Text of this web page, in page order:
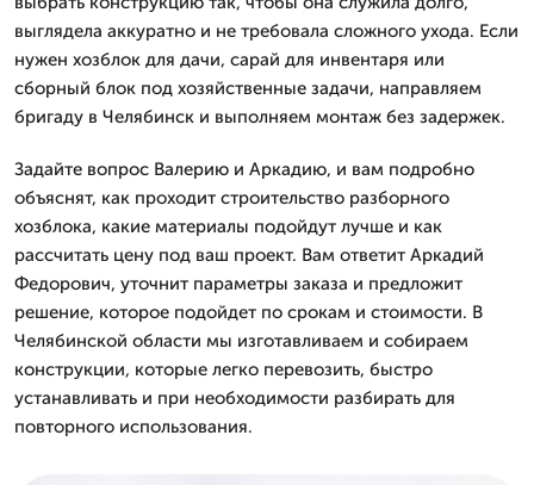
выглядела аккуратно и не требовала сложного ухода. Если
нужен хозблок для дачи, сарай для инвентаря или
сборный блок под хозяйственные задачи, направляем
бригаду в Челябинск и выполняем монтаж без задержек.
Задайте вопрос Валерию и Аркадию, и вам подробно
объяснят, как проходит строительство разборного
хозблока, какие материалы подойдут лучше и как
рассчитать цену под ваш проект. Вам ответит Аркадий
Федорович, уточнит параметры заказа и предложит
решение, которое подойдет по срокам и стоимости. В
Челябинской области мы изготавливаем и собираем
конструкции, которые легко перевозить, быстро
устанавливать и при необходимости разбирать для
повторного использования.